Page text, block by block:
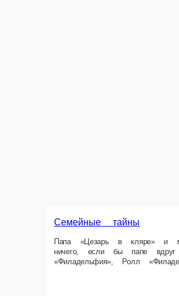
Семейные тайны
Папа «Цезарь в кляре» и мама
креветкой»… Ведь Маки теперь еще и с